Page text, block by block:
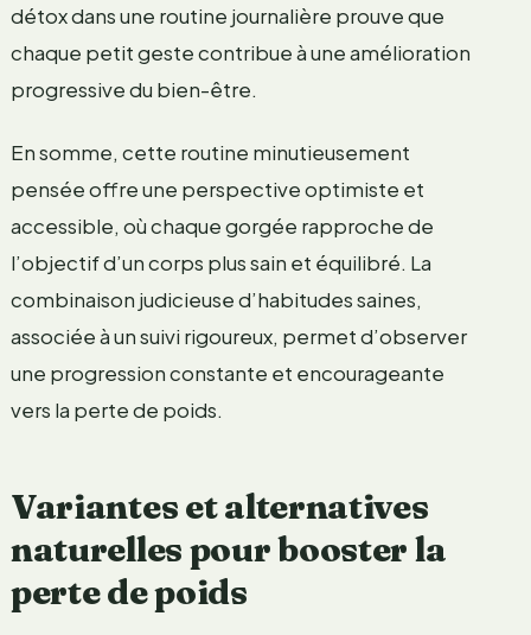
détox dans une routine journalière prouve que
chaque petit geste contribue à une amélioration
progressive du bien-être.
En somme, cette routine minutieusement
pensée offre une perspective optimiste et
accessible, où chaque gorgée rapproche de
l’objectif d’un corps plus sain et équilibré. La
combinaison judicieuse d’habitudes saines,
associée à un suivi rigoureux, permet d’observer
une progression constante et encourageante
vers la perte de poids.
Variantes et alternatives
naturelles pour booster la
perte de poids